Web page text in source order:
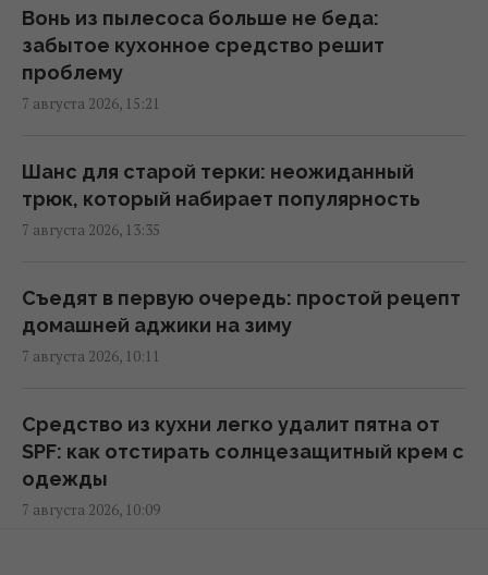
что нужно сделать, чтобы исполнилось
желание
06:30 суббота, 08 августа 2026
большие организмы на планете
06:27 суббота, 08 августа 2026
и запаху: у них обнаружили еще один
"компас"
05:24 суббота, 08 августа 2026
Поколение 1960–1980-х видит, как
молодежь выбрасывает их ценности на
свалку
04:22 суббота, 08 августа 2026
Вонь из пылесоса больше не беда:
забытое кухонное средство решит
проблему
7 августа 2026, 15:21
Шанс для старой терки: неожиданный
трюк, который набирает популярность
7 августа 2026, 13:35
Съедят в первую очередь: простой рецепт
домашней аджики на зиму
7 августа 2026, 10:11
Средство из кухни легко удалит пятна от
SPF: как отстирать солнцезащитный крем с
одежды
7 августа 2026, 10:09